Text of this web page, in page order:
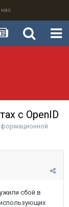
с OpenID
сбой в